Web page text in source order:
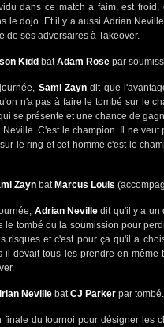
dans ce match a faim, est froid,
le dojo. Et il y a aussi Adrian
de ses adversaires à Takeover.
Kidd bat Adam Rose par
Sami Zayn dit que
n'a pas à faire le tombé sur le
se présente et une chance de
Neville. C'est le champion. Il ne
le ring et cet homme c'est le
Zayn bat Marcus Louis
Adrian Neville dit qu'il y a un
le tombé ou la soumission pour
risques et c'est pour ça qu'il a
il devait tous les prendre en même
Neville bat CJ Parker par tombé.
finale du tournoi pour désigner les